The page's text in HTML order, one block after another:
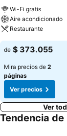
Wi-Fi gratis
Aire acondicionado
Restaurante
de $ 373.055
Mira precios de 2
páginas
Ver precios
Ver
Tendencia